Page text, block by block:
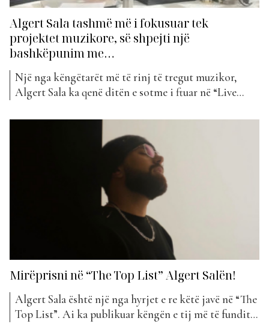
Algert Sala tashmë më i fokusuar tek
projektet muzikore, së shpejti një
bashkëpunim me…
Një nga këngëtarët më të rinj të tregut muzikor,
Algert Sala ka qenë ditën e sotme i ftuar në “Live
tij dhe jo vetëm. Edhe pse tashmë Algerti ka disa vite
në tregun muzikor, duke marrë pjesë në konkurse
Mirëprisni në “The Top List” Algert Salën!
Algert Sala është një nga hyrjet e re këtë javë në “The
Top List”. Ai ka publikuar këngën e tij më të fundit